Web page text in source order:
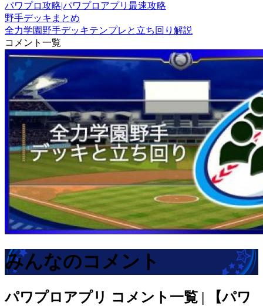
パワプロ攻略|パワプロアプリ最速攻略
野手デッキまとめ
全力学園野手デッキテンプレと立ち回り解説
コメント一覧
みんなのコメント
パワプロアプリ コメント一覧 | 【パワ